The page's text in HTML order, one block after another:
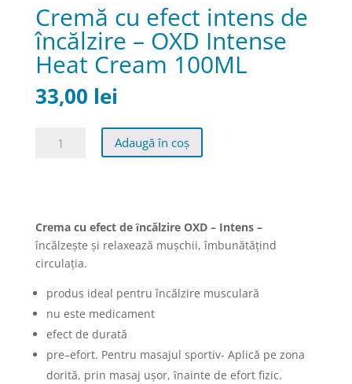
Cremă cu efect intens de
încălzire – OXD Intense
Heat Cream 100ML
33,00 lei
Cantitate
de
încălzire
-
Intense
Heat
Cream
100ML
Adaugă în coș
Crema cu efect de ȋncălzire OXD – Intens –
încălzește și relaxează mușchii, îmbunătățind
circulația.
produs ideal pentru încălzire musculară
nu este medicament
efect de durată
pre–efort. Pentru masajul sportiv- Aplică pe zona
dorită, prin masaj ușor, ȋnainte de efort fizic.